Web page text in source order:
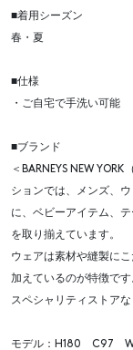
■着用シーズン
春・夏
■仕様
・ご自宅で手洗い可能
■ブランド
＜BARNEYS NEW
ションでは、メンズ、
に、ベビーアイテム、
を取り揃えています。
ウェアは素材や縫製に
加えているのが特徴です
スペシャリティストア
モデル：H180 C97